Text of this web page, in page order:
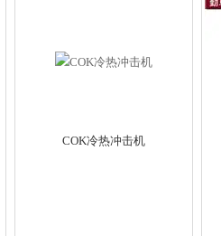
COK冷热冲击机